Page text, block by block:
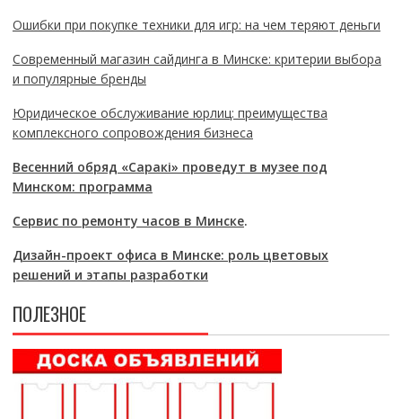
Ошибки при покупке техники для игр: на чем теряют деньги
Современный магазин сайдинга в Минске: критерии выбора
и популярные бренды
Юридическое обслуживание юрлиц: преимущества
комплексного сопровождения бизнеса
Весенний обряд «Саракі» проведут в музее под
Минском: программа
Сервис по ремонту часов в Минске.
Дизайн-проект офиса в Минске: роль цветовых
решений и этапы разработки
ПОЛЕЗНОЕ